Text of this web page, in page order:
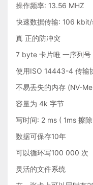
操作频率: 13.56 MHZ
快速数据传输: 106
真 正的防冲突
7 byte 卡片唯 一序列号
使用ISO 14443-4 传输
不易丢失的内存 (NV-
容量为 4k 字节
写时间: 2 ms ( 1ms 擦
数据可保存10年
可以循环写100 000 次
灵活的文件系统